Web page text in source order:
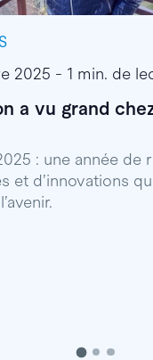
2025 - 1 min. de
a vu grand
: une année de
et d’innovations